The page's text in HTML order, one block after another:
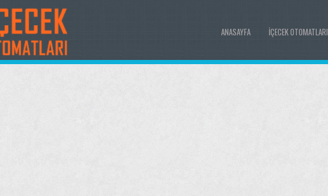
İÇECEK OTOMATLARI
ANASAYFA